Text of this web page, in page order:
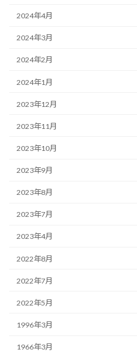
2024年4月
2024年3月
2024年2月
2024年1月
2023年12月
2023年11月
2023年10月
2023年9月
2023年8月
2023年7月
2023年4月
2022年8月
2022年7月
2022年5月
1996年3月
1966年3月